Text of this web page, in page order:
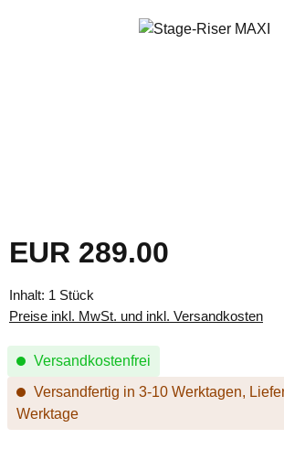
Bildergalerie überspringen
Regulärer Preis:
EUR 289.00
Inhalt: 1 Stück
Preise inkl. MwSt. und inkl. Versandkosten
Versandkostenfrei
Versandfertig in 3-10 Werktagen,
Werktage